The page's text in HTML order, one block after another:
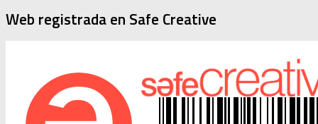
Web registrada en Safe Creative